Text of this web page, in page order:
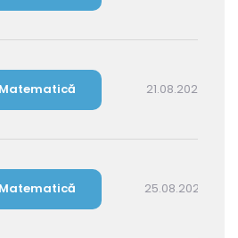
21.08.2026 16:00
25.08.2026 16:00